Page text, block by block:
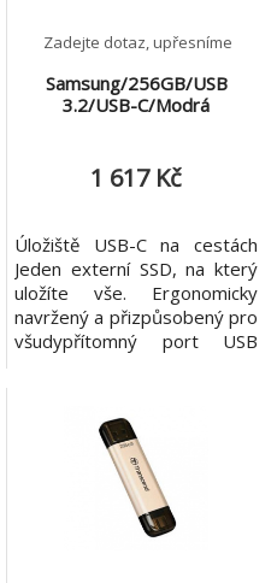
Samsung/256GB/USB
3.2/USB-C/Modrá
Zadejte dotaz, upřesníme
1 617 Kč
Úložiště USB-C na cestách
Jeden externí SSD, na který
uložíte vše. Ergonomicky
navržený a přizpůsobený pro
všudypřítomný port USB
Samsung NAND flash
kombinuje spolehlivý výkon s
flexibilitou a možností použití
na více zařízeních. Výkon a
rychlost Proč byste měli volit
mezi výkonem a s